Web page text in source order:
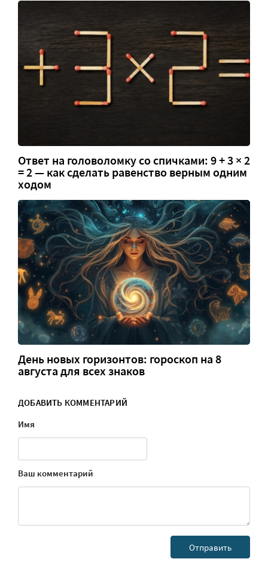
Ответ на головоломку со спичками: 9 + 3 × 2
= 2 — как сделать равенство верным одним
ходом
День новых горизонтов: гороскоп на 8
августа для всех знаков
ДОБАВИТЬ КОММЕНТАРИЙ
Имя
Ваш комментарий